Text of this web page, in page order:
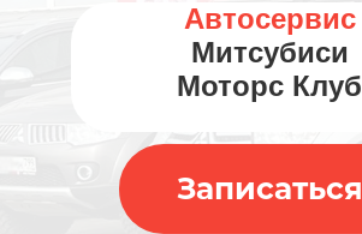
Автосервис
Митсубиси
Моторс Клуб
Записаться